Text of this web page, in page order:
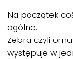
Na początek
ogólne.
Zebra czyli
występuje w